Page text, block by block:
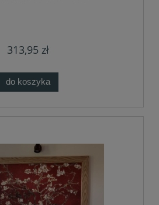
313,95 zł
do koszyka